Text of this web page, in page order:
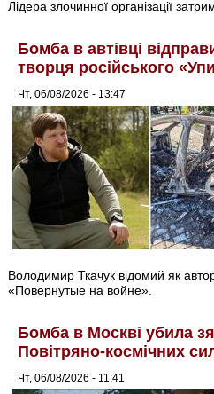
Лідера злочинної організації
Бомба в автівці
творця російського
Чт, 06/08/2026 - 13:47
Володимир Ткачук відомий як
«Повернутые на войне».
Бомба в Москві убила
Повітряно-космічних
Чт, 06/08/2026 - 11:41